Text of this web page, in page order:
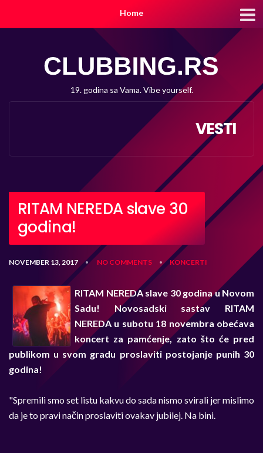
Home
19. godina sa Vama. Vibe yourself.
VESTI
RITAM NEREDA slave 30
godina!
NOVEMBER 13, 2017 • NO COMMENTS • KONCERTI
RITAM NEREDA slave 30 godina u Novom
Sadu! Novosadski sastav RITAM
NEREDA u subotu 18 novembra obećava
koncert za pamćenje, zato što će pred
publikom u svom gradu proslaviti postojanje punih 30
godina!
"Spremili smo set listu kakvu do sada nismo svirali jer mislimo
da je to pravi način proslaviti ovakav jubilej. Na bini.